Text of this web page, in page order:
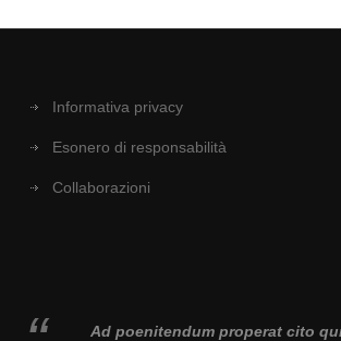
Informativa privacy
Esonero di responsabilità
Collaborazioni
Ad poenitendum properat cito